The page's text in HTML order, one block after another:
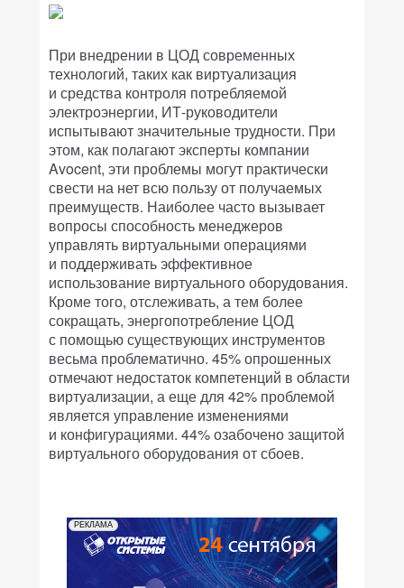
При внедрении в ЦОД современных
технологий, таких как виртуализация
и средства контроля потребляемой
электроэнергии, ИТ-руководители
испытывают значительные трудности. При
этом, как полагают эксперты компании
Avocent, эти проблемы могут практически
свести на нет всю пользу от получаемых
преимуществ. Наиболее часто вызывает
вопросы способность менеджеров
управлять виртуальными операциями
и поддерживать эффективное
использование виртуального оборудования.
Кроме того, отслеживать, а тем более
сокращать, энергопотребление ЦОД
с помощью существующих инструментов
весьма проблематично. 45% опрошенных
отмечают недостаток компетенций в области
виртуализации, а еще для 42% проблемой
является управление изменениями
и конфигурациями. 44% озабочено защитой
виртуального оборудования от сбоев.
РЕКЛАМА